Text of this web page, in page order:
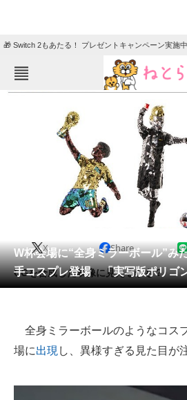
🎁 Switch 2もあたる！ プレゼントキャンペーン実施中
ねとらぼメニュー
ニュース
クイズ
地域
教育・
リサー
会員記事
メディア
W杯会場に“全身ミラーボール”み
手コスプレ登場 「実写版ポリゴ
X Share
CGを合成した映像に見えるかも？
全身ミラーボールのようなコス
場に出現 し、異様すぎる見た目が